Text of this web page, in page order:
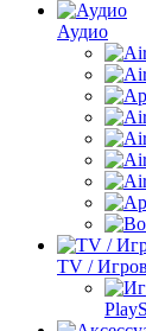
Аудио
TV /